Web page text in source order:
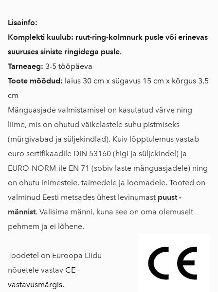
Lisainfo:
Komplekti kuulub: ruut-ring-kolmnurk pusle või erinevas
suuruses siniste ringidega pusle.
Tarneaeg: 3-5 tööpäeva
Toote mõõdud: laius 30 cm x sügavus 15 cm x kõrgus 3,5
cm
Mänguasjade valmistamisel on kasutatud värve ning
liime, mis on ohutud väikelastele suhu pistmiseks
(mürgivabad ja süljekindlad). Kuiv lõpptulemus vastab
euro sertifikaadile DIN 53160 (higi ja süljekindel) ja
EURO-NORM-ile EN 71 (sobiv laste mänguasjadele) ning
on ohutu inimestele, taimedele ja loomadele. Tooted on
valminud Eesti metsades ühest levinumast puust -
männist. Valisime männi, kuna see on oma olemuselt
pehmem ja ei lõhene.
Toodetel on Euroopa Liidu
nõuetele vastav CE -
vastavusmärgis.